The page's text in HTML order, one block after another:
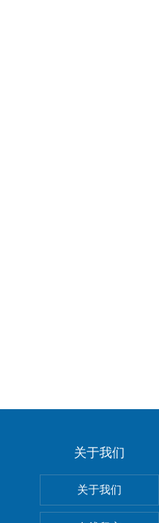
关于我们
关于我们